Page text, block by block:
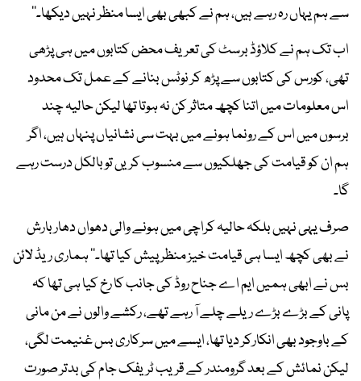
سے ہم یہاں رہ رہے ہیں، ہم نے کبھی بھی ایسا منظر نہیں دیکھا۔‘‘
اب تک ہم نے کلاؤڈ برسٹ کی تعریف محض کتابوں میں ہی پڑھی
تھی، کورس کی کتابوں سے پڑھ کر نوٹس بنانے کے عمل تک محدود
اس معلومات میں اتنا کچھ متاثر کن نہ ہوتا تھا لیکن حالیہ چند
برسوں میں اس کے رونما ہونے میں بہت سی نشانیاں پنہاں ہیں، اگر
ہم ان کو قیامت کی جھلکیوں سے منسوب کریں تو بالکل درست رہے
گا۔
صرف یہی نہیں بلکہ حالیہ کراچی میں ہونے والی دھواں دھار بارش
نے بھی کچھ ایسا ہی قیامت خیز منظر پیش کیا تھا۔’’ ہماری ریڈ لائن
بس نے ابھی ہمیں ایم اے جناح روڈ کی جانب کا رخ کیا ہی تھا کہ
پانی کے بڑے بڑے ریلے چلے آ رہے تھے، رکشے والوں نے من مانی
کے باوجود بھی انکارکر دیا تھا، ایسے میں سرکاری بس غنیمت لگی،
لیکن نمائش کے بعد گرومندر کے قریب ٹریفک جام کی بدتر صورت